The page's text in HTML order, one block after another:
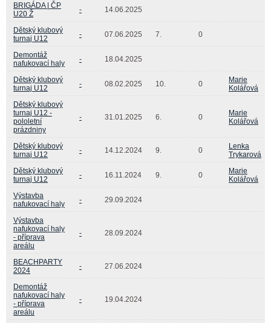
BRIGÁDA | ČP
U20 Ž
- 14.06.2025
Dětský klubový
turnaj U12
- 07.06.2025 7. 0
Demontáž
nafukovací haly
- 18.04.2025
Dětský klubový
turnaj U12
- 08.02.2025 10. 0
Marie
Kolářová
Dětský klubový
turnaj U12 -
pololetní
prázdniny
- 31.01.2025 6. 0
Marie
Kolářová
Dětský klubový
turnaj U12
- 14.12.2024 9. 0
Lenka
Trykarová
Dětský klubový
turnaj U12
- 16.11.2024 9. 0
Marie
Kolářová
Výstavba
nafukovací haly
- 29.09.2024
Výstavba
nafukovací haly
- příprava
areálu
- 28.09.2024
BEACHPARTY
2024
- 27.06.2024
Demontáž
nafukovací haly
- příprava
areálu
- 19.04.2024